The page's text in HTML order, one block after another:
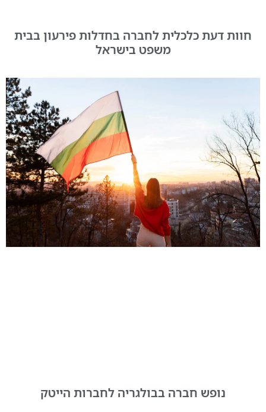
חוות דעת כלכלית לחברה בחדלות פירעון בבית
משפט בישראל
נופש חברה בבולגריה לחברות הייטק